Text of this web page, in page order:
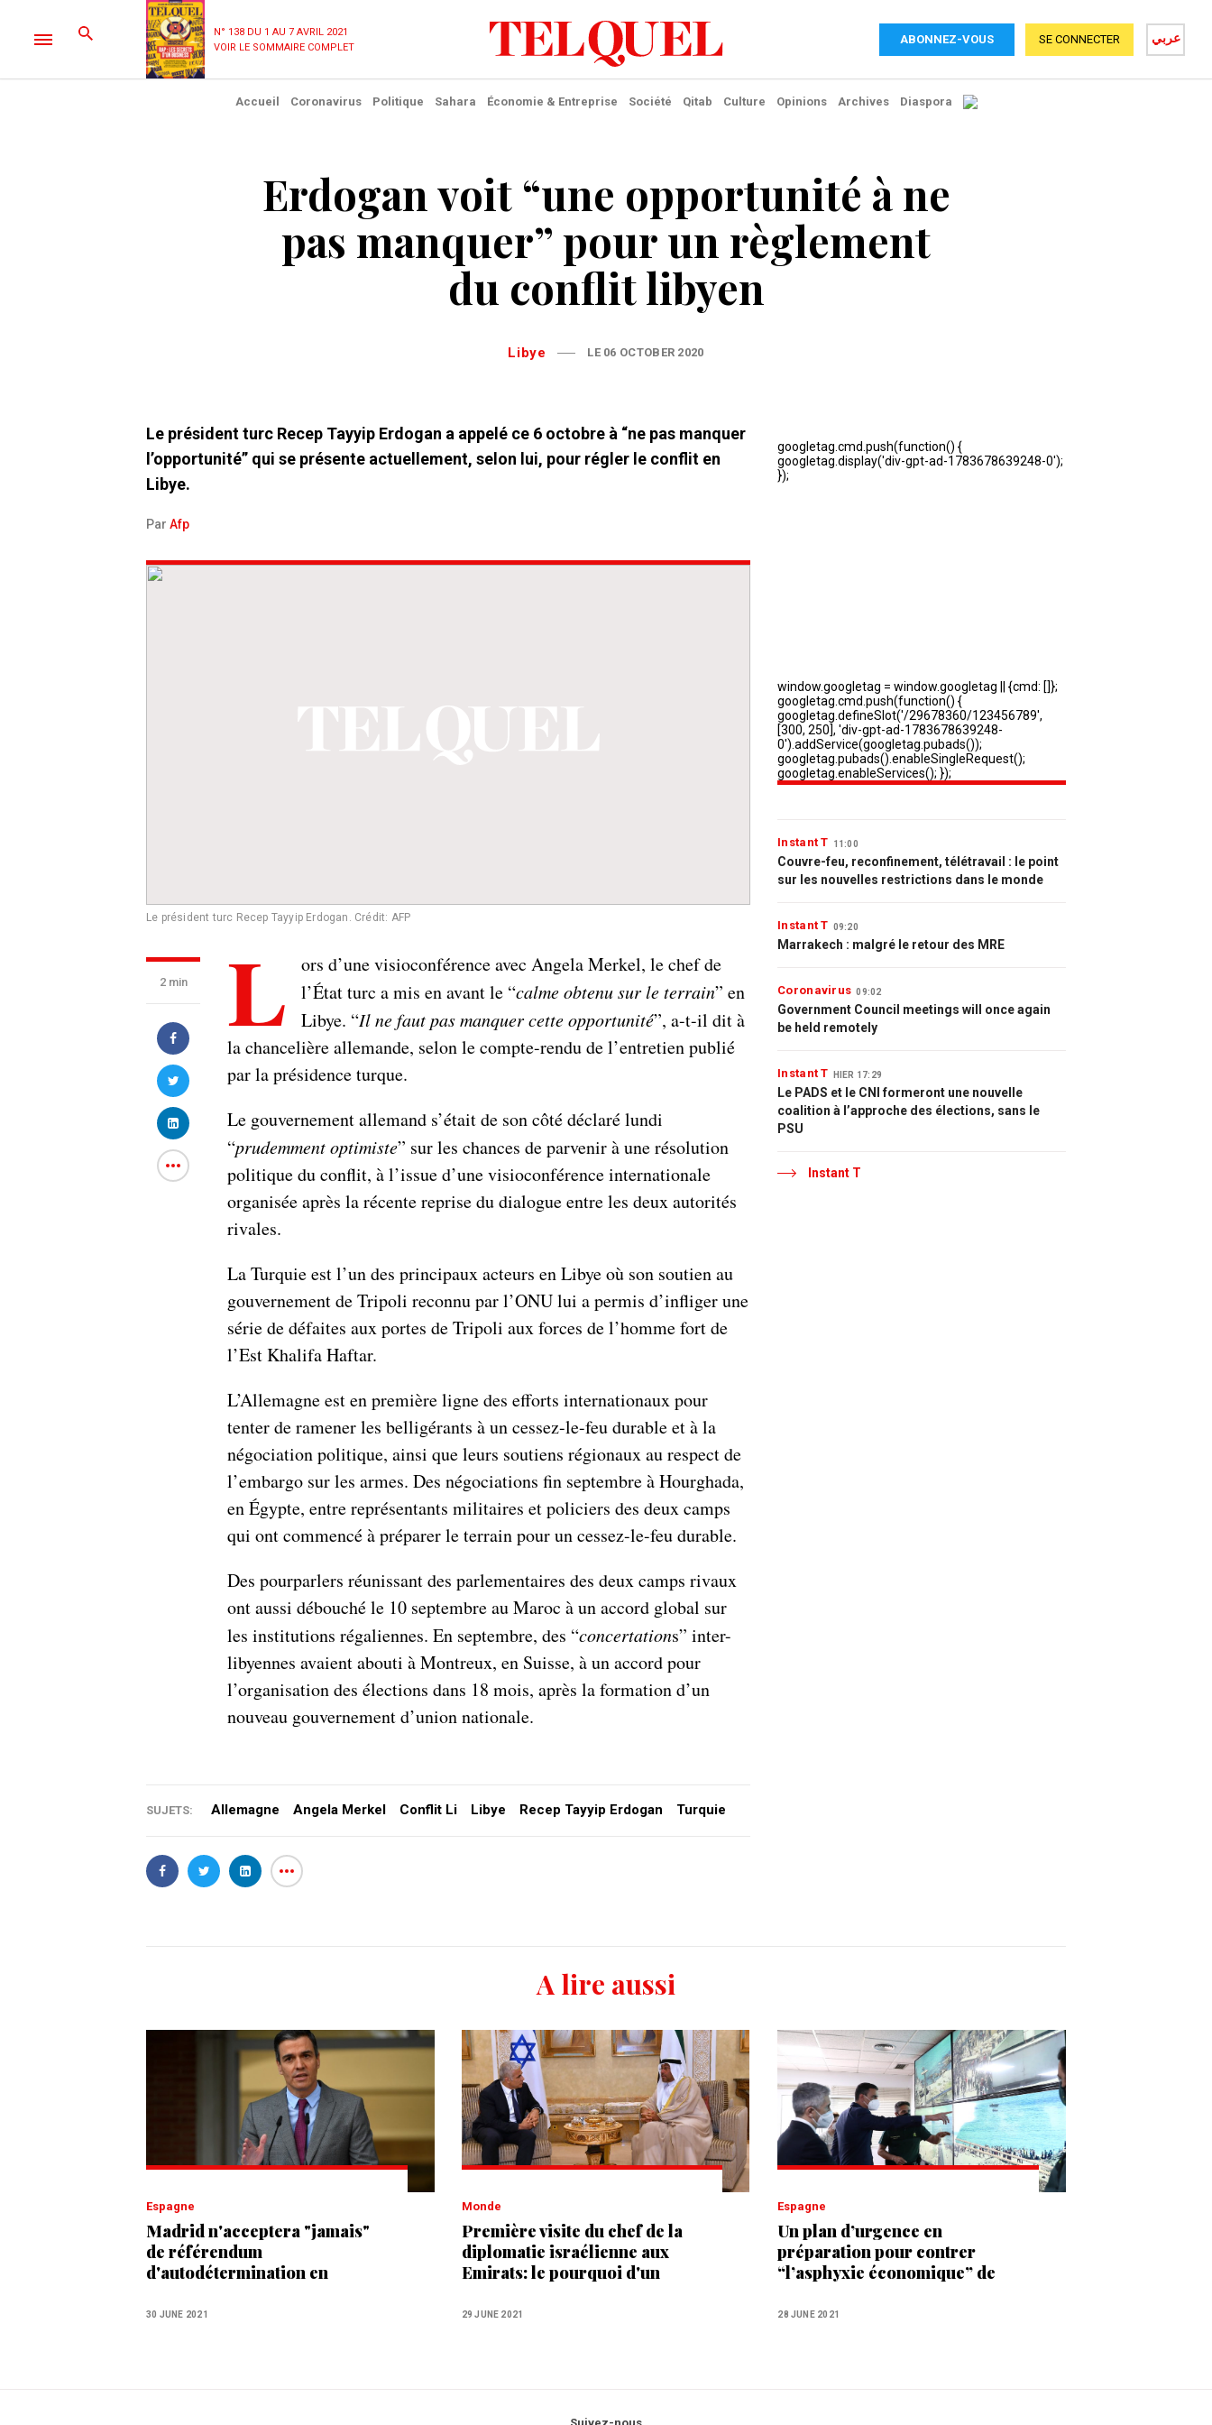
N° 138 DU 1 AU 7 AVRIL 2021
VOIR LE SOMMAIRE COMPLET
ABONNEZ-VOUS عربي SE CONNECTER
Accueil Coronavirus Politique Sahara Économie & Entreprise Société Qitab Culture Opinions Archives Diaspora
Erdogan voit “une opportunité à ne
pas manquer” pour un règlement
du conflit libyen
Libye LE 06 OCTOBER 2020
Le président turc Recep Tayyip Erdogan a appelé ce 6 octobre à “ne pas manquer
l’opportunité” qui se présente actuellement, selon lui, pour régler le conflit en
Libye.
Par Afp
Le président turc Recep Tayyip Erdogan. Crédit: AFP
2 min L
ors d’une visioconférence avec Angela Merkel, le chef de
l’État turc a mis en avant le “calme obtenu sur le terrain” en
Libye. “Il ne faut pas manquer cette opportunité”, a-t-il dit à
la chancelière allemande, selon le compte-rendu de l’entretien publié
par la présidence turque.
Le gouvernement allemand s’était de son côté déclaré lundi
“prudemment optimiste” sur les chances de parvenir à une résolution
politique du conflit, à l’issue d’une visioconférence internationale
organisée après la récente reprise du dialogue entre les deux autorités
rivales.
La Turquie est l’un des principaux acteurs en Libye où son soutien au
gouvernement de Tripoli reconnu par l’ONU lui a permis d’infliger une
série de défaites aux portes de Tripoli aux forces de l’homme fort de
l’Est Khalifa Haftar.
L’Allemagne est en première ligne des efforts internationaux pour
tenter de ramener les belligérants à un cessez-le-feu durable et à la
négociation politique, ainsi que leurs soutiens régionaux au respect de
l’embargo sur les armes. Des négociations fin septembre à Hourghada,
en Égypte, entre représentants militaires et policiers des deux camps
qui ont commencé à préparer le terrain pour un cessez-le-feu durable.
Des pourparlers réunissant des parlementaires des deux camps rivaux
ont aussi débouché le 10 septembre au Maroc à un accord global sur
les institutions régaliennes. En septembre, des “concertations” inter-
libyennes avaient abouti à Montreux, en Suisse, à un accord pour
l’organisation des élections dans 18 mois, après la formation d’un
nouveau gouvernement d’union nationale.
SUJETS: Allemagne Angela Merkel Conflit Li Libye Recep Tayyip Erdogan Turquie
Instant T 11:00
Couvre-feu, reconfinement, télétravail : le point
sur les nouvelles restrictions dans le monde
Instant T 09:20
Marrakech : malgré le retour des MRE
Coronavirus 09:02
Government Council meetings will once again
be held remotely
Instant T HIER 17:29
Le PADS et le CNI formeront une nouvelle
coalition à l’approche des élections, sans le
PSU
Instant T
A lire aussi
Espagne
Madrid n'acceptera "jamais"
de référendum
d'autodétermination en
30 JUNE 2021
Monde
Première visite du chef de la
diplomatie israélienne aux
Emirats: le pourquoi d'un
29 JUNE 2021
Espagne
Un plan d’urgence en
préparation pour contrer
“l’asphyxie économique” de
Maroc ?
28 JUNE 2021